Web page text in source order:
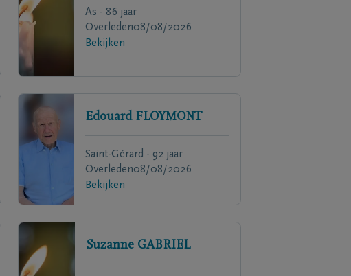
As - 86 jaar
Overleden08/08/2026
Bekijken
Edouard FLOYMONT
Saint-Gérard - 92 jaar
Overleden08/08/2026
Bekijken
Suzanne GABRIEL